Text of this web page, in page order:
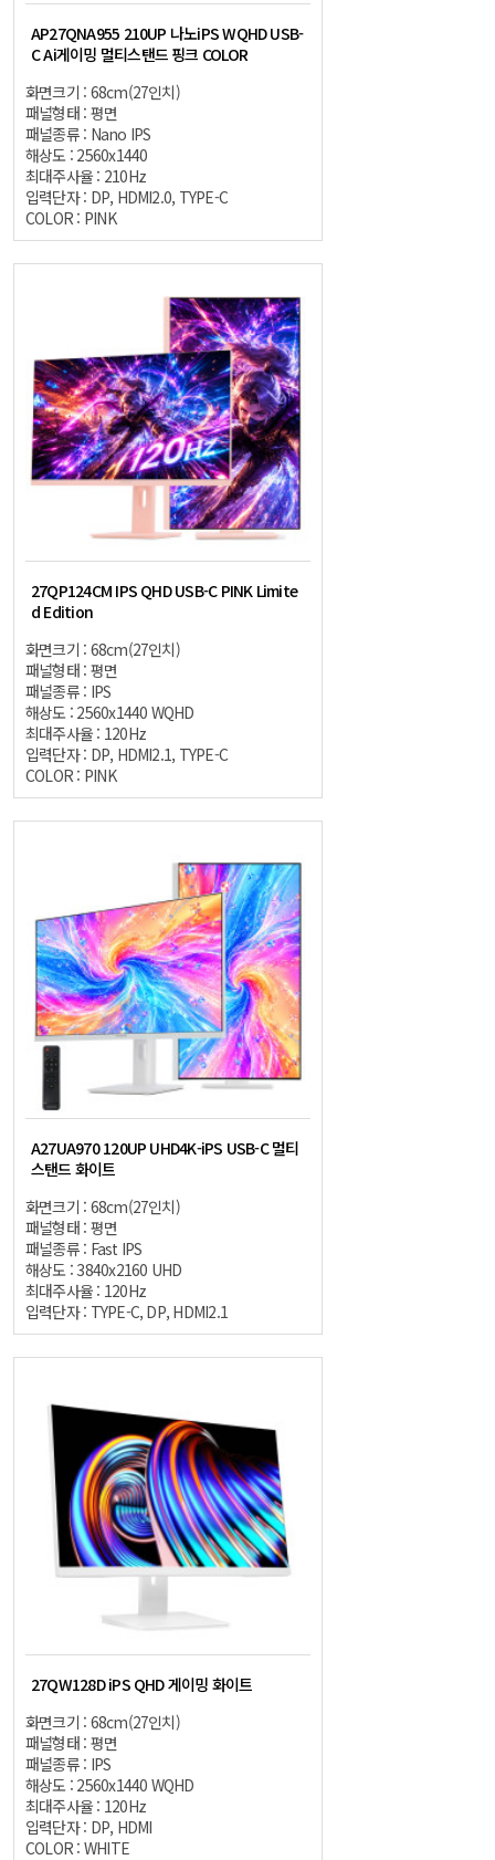
AP27QNA955 210UP 나노iPS WQHD USB-
C Ai게이밍 멀티스탠드 핑크 COLOR
화면크기 : 68cm(27인치)
패널형태 : 평면
패널종류 : Nano IPS
해상도 : 2560x1440
최대주사율 : 210Hz
입력단자 : DP, HDMI2.0, TYPE-C
COLOR : PINK
27QP124CM IPS QHD USB-C PINK Limite
d Edition
화면크기 : 68cm(27인치)
패널형태 : 평면
패널종류 : IPS
해상도 : 2560x1440 WQHD
최대주사율 : 120Hz
입력단자 : DP, HDMI2.1, TYPE-C
COLOR : PINK
A27UA970 120UP UHD4K-iPS USB-C 멀티
스탠드 화이트
화면크기 : 68cm(27인치)
패널형태 : 평면
패널종류 : Fast IPS
해상도 : 3840x2160 UHD
최대주사율 : 120Hz
입력단자 : TYPE-C, DP, HDMI2.1
27QW128D iPS QHD 게이밍 화이트
화면크기 : 68cm(27인치)
패널형태 : 평면
패널종류 : IPS
해상도 : 2560x1440 WQHD
최대주사율 : 120Hz
입력단자 : DP, HDMI
COLOR : WHITE